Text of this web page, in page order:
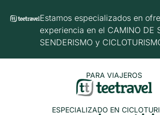
Estamos especializados en
experiencia en el CAMINO DE
SENDERISMO y
PARA VIAJEROS
ESPECIALIZADO EN